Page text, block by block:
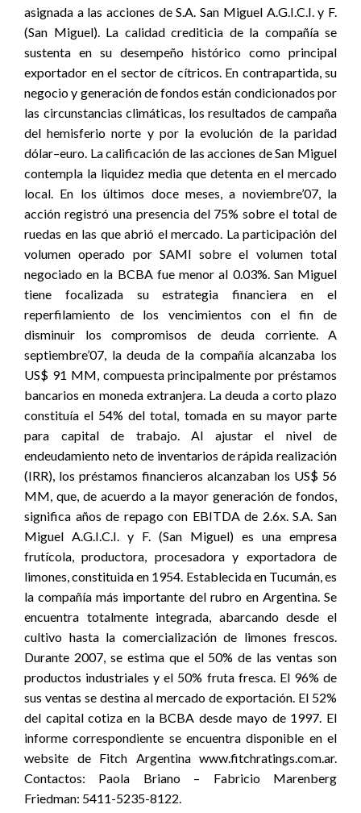
asignada a las acciones de S.A. San Miguel A.G.I.C.I. y F.
(San Miguel). La calidad crediticia de la compañía se
sustenta en su desempeño histórico como principal
exportador en el sector de cítricos. En contrapartida, su
negocio y generación de fondos están condicionados por
las circunstancias climáticas, los resultados de campaña
del hemisferio norte y por la evolución de la paridad
dólar–euro. La calificación de las acciones de San Miguel
contempla la liquidez media que detenta en el mercado
local. En los últimos doce meses, a noviembre’07, la
acción registró una presencia del 75% sobre el total de
ruedas en las que abrió el mercado. La participación del
volumen operado por SAMI sobre el volumen total
negociado en la BCBA fue menor al 0.03%. San Miguel
tiene focalizada su estrategia financiera en el
reperfilamiento de los vencimientos con el fin de
disminuir los compromisos de deuda corriente. A
septiembre’07, la deuda de la compañía alcanzaba los
US$ 91 MM, compuesta principalmente por préstamos
bancarios en moneda extranjera. La deuda a corto plazo
constituía el 54% del total, tomada en su mayor parte
para capital de trabajo. Al ajustar el nivel de
endeudamiento neto de inventarios de rápida realización
(IRR), los préstamos financieros alcanzaban los US$ 56
MM, que, de acuerdo a la mayor generación de fondos,
significa años de repago con EBITDA de 2.6x. S.A. San
Miguel A.G.I.C.I. y F. (San Miguel) es una empresa
frutícola, productora, procesadora y exportadora de
limones, constituida en 1954. Establecida en Tucumán, es
la compañía más importante del rubro en Argentina. Se
encuentra totalmente integrada, abarcando desde el
cultivo hasta la comercialización de limones frescos.
Durante 2007, se estima que el 50% de las ventas son
productos industriales y el 50% fruta fresca. El 96% de
sus ventas se destina al mercado de exportación. El 52%
del capital cotiza en la BCBA desde mayo de 1997. El
informe correspondiente se encuentra disponible en el
website de Fitch Argentina www.fitchratings.com.ar.
Contactos: Paola Briano – Fabricio Marenberg
Friedman: 5411-5235-8122.